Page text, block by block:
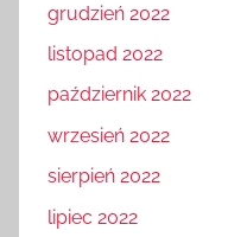
grudzień 2022
listopad 2022
październik 2022
wrzesień 2022
sierpień 2022
lipiec 2022